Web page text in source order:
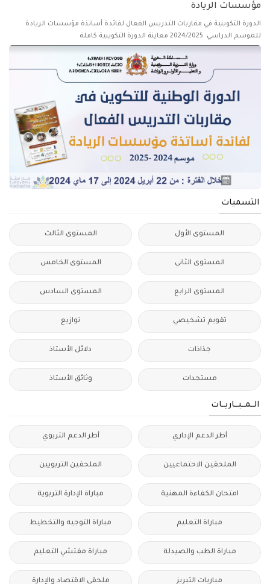
مؤسسات الريادة
الدورة التكوينية في مقاربات التدريس الفعال لفائدة أساتذة مؤسسات الريادة
للموسم الدراسي 2024/2025 معاينة الدورة التكوينية كاملة
التسميات
المستوى الأول المستوى الثالث
المستوى الثاني المستوى الخامس
المستوى الرابع المستوى السادس
تقويم تشخيصي توازيع
جذاذات دلائل الأستاذ
مستجدات وثائق الأستاذ
الــمــبــاريــات
أطر الدعم الإداري أطر الدعم التربوي
الملحقين الاحتماعيين الملحقين التربويين
امتحان الكفاءة المهنية مباراة الإدارة التربوية
مباراة التعليم مباراة التوجيه والتخطيط
مباراة الطب والصيدلة مباراة مفتشي التعليم
مباريات التبريز ملحقي الاقتصاد والإدارة